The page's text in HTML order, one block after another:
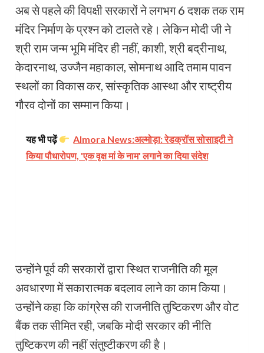
अब से पहले की विपक्षी सरकारों ने लगभग 6 दशक तक राम
मंदिर निर्माण के प्रश्न को टालते रहे। लेकिन मोदी जी ने
श्री राम जन्म भूमि मंदिर ही नहीं, काशी, श्री बद्रीनाथ,
केदारनाथ, उज्जैन महाकाल, सोमनाथ आदि तमाम पावन
स्थलों का विकास कर, सांस्कृतिक आस्था और राष्ट्रीय
गौरव दोनों का सम्मान किया।
यह भी पढ़ें
Almora News:अल्मोड़ा: रेडक्रॉस सोसाइटी ने
किया पौधारोपण, 'एक वृक्ष मां के नाम' लगाने का दिया संदेश
उन्होंने पूर्व की सरकारों द्वारा स्थित राजनीति की मूल
अवधारणा में सकारात्मक बदलाव लाने का काम किया।
उन्होंने कहा कि कांग्रेस की राजनीति तुष्टिकरण और वोट
बैंक तक सीमित रही, जबकि मोदी सरकार की नीति
तुष्टिकरण की नहीं संतुष्टीकरण की है।